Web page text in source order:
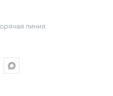
линия